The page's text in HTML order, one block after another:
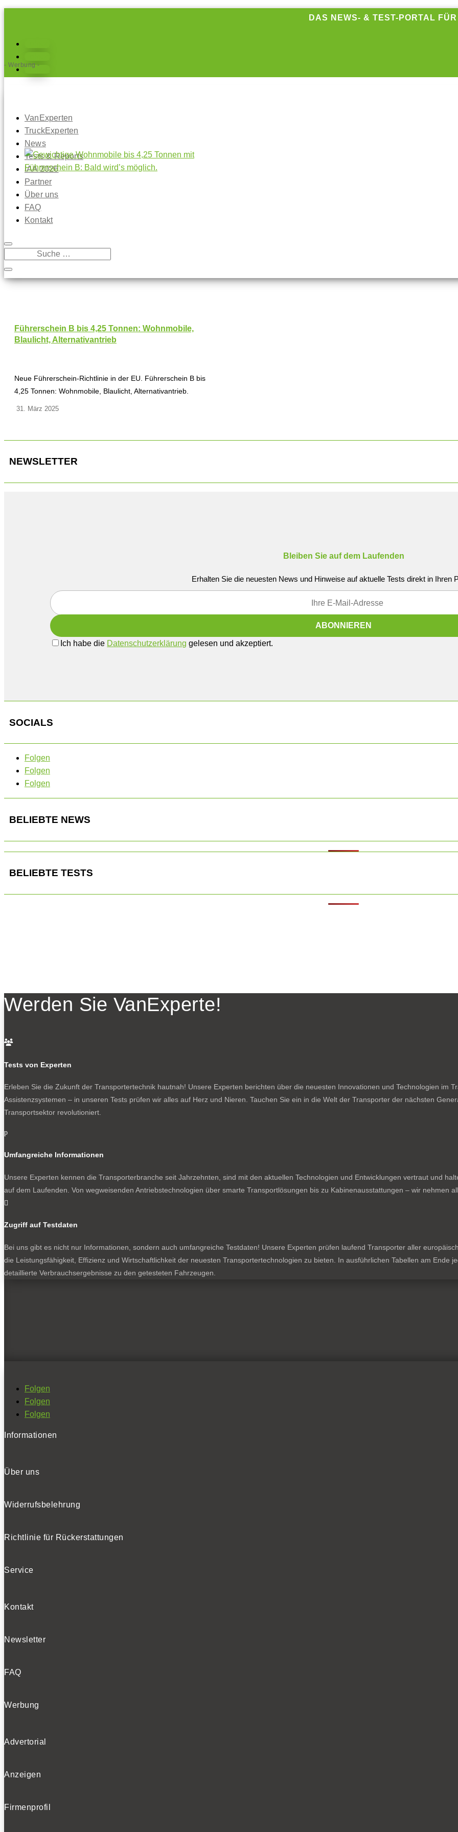
DAS NEWS- & TEST-PORTAL
Folgen
VanExperten
TruckExperten
News
Tests & Reports
IAA 2026
Partner
Über uns
FAQ
Kontakt
- Werbung -
Führerschein B bis 4,25 Tonnen: Wohnmobile,
Blaulicht, Alternativantrieb
Neue Führerschein-Richtlinie in der EU. Führerschein B bis
4,25 Tonnen: Wohnmobile, Blaulicht, Alternativantrieb.
31. März 2025
NEWSLETTER
Bleiben Sie auf dem Laufenden
Erhalten Sie die neuesten News und Hinweise auf aktuelle Tests direkt in Ihren
Ich habe die Datenschutzerklärung gelesen und akzeptiert.
SOCIALS
Folgen
Folgen
Folgen
BELIEBTE NEWS
BELIEBTE TESTS
Werden Sie VanExperte!

Tests von Experten
Erleben Sie die Zukunft der Transportertechnik hautnah! Unsere Experten berichten über die neuesten Innovationen und Technologien im
Assistenzsystemen – in unseren Tests prüfen wir alles auf Herz und Nieren. Tauchen Sie ein in die Welt der Transporter der nächsten
Transportsektor revolutioniert.
p
Umfangreiche Informationen
Unsere Experten kennen die Transporterbranche seit Jahrzehnten, sind mit den aktuellen Technologien und Entwicklungen vertraut und
auf dem Laufenden. Von wegweisenden Antriebstechnologien über smarte Transportlösungen bis zu Kabinenausstattungen – wir nehmen

Zugriff auf Testdaten
Bei uns gibt es nicht nur Informationen, sondern auch umfangreiche Testdaten! Unsere Experten prüfen laufend Transporter aller
die Leistungsfähigkeit, Effizienz und Wirtschaftlichkeit der neuesten Transportertechnologien zu bieten. In ausführlichen Tabellen am Ende
detaillierte Verbrauchsergebnisse zu den getesteten Fahrzeugen.
Folgen
Folgen
Folgen
Informationen
Über uns
Widerrufsbelehrung
Richtlinie für Rückerstattungen
Service
Kontakt
Newsletter
FAQ
Werbung
Advertorial
Anzeigen
Firmenprofil